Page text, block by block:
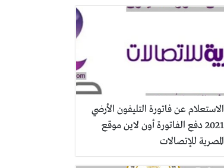
الاستعلام عن فاتورة التليفون الأرضي
2021 دفع الفاتورة أون لاين موقع
المصرية للإتصالات